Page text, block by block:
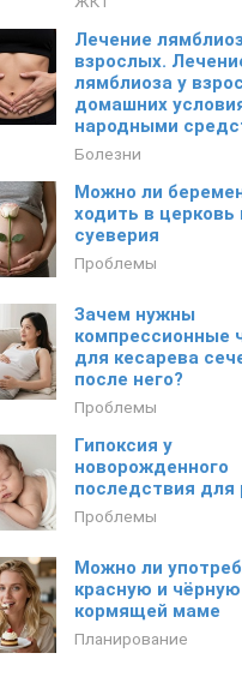
Лечение
взрослых.
лямблиоза у
домашних
народными
Болезни
Можно ли
ходить в церковь
суеверия
Проблемы
Зачем нужны
компрессионные
для кесарева
после него?
Проблемы
Гипоксия у
новорожденного
последствия для
Проблемы
Можно ли
красную и чёрную
кормящей маме
Планирование